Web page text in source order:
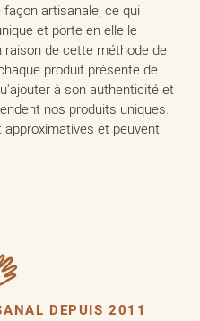
artisanale, ce qui
et porte en elle le
raison de cette méthode de
produit présente de
à son authenticité et
nos produits uniques.
et peuvent
DEPUIS 2011